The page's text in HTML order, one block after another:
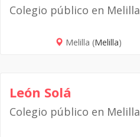
Colegio público en Melilla
Melilla (Melilla)
León Solá
Colegio público en Melilla